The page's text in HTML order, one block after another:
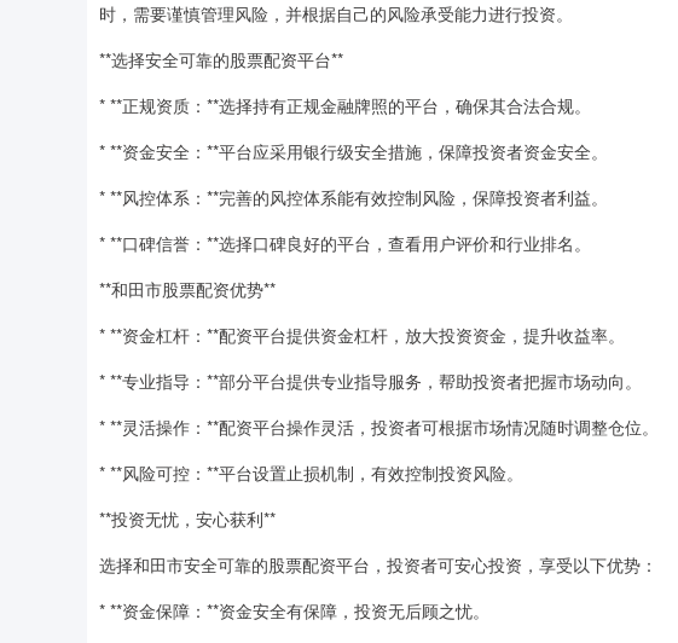
时，需要谨慎管理风险，并根据自己的风险承受能力进行投资。
**选择安全可靠的股票配资平台**
* **正规资质：**选择持有正规金融牌照的平台，确保其合法合规。
* **资金安全：**平台应采用银行级安全措施，保障投资者资金安全。
* **风控体系：**完善的风控体系能有效控制风险，保障投资者利益。
* **口碑信誉：**选择口碑良好的平台，查看用户评价和行业排名。
**和田市股票配资优势**
* **资金杠杆：**配资平台提供资金杠杆，放大投资资金，提升收益率。
* **专业指导：**部分平台提供专业指导服务，帮助投资者把握市场动向。
* **灵活操作：**配资平台操作灵活，投资者可根据市场情况随时调整仓位。
* **风险可控：**平台设置止损机制，有效控制投资风险。
**投资无忧，安心获利**
选择和田市安全可靠的股票配资平台，投资者可安心投资，享受以下优势：
* **资金保障：**资金安全有保障，投资无后顾之忧。